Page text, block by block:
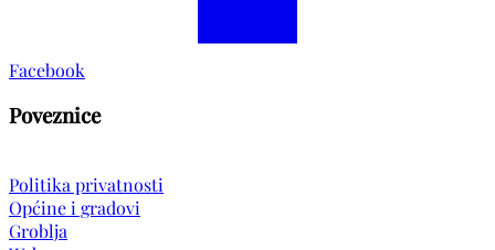
Facebook
Poveznice
Politika privatnosti
Općine i gradovi
Groblja